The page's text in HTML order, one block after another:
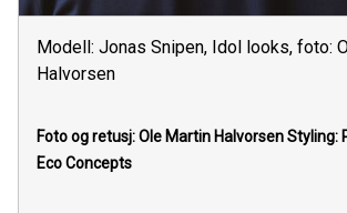
Modell: Jonas Snipen, Idol looks, foto:
Halvorsen
Foto og retusj: Ole Martin Halvorsen Styling:
Eco Concepts